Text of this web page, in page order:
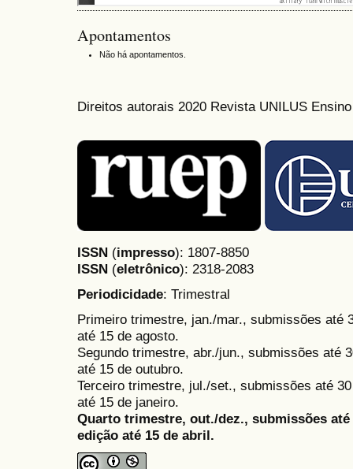
Apontamentos
Não há apontamentos.
Direitos autorais 2020 Revista UNILUS
ISSN (impresso): 1807-8850
ISSN (eletrônico): 2318-2083
Periodicidade: Trimestral
Primeiro trimestre, jan./mar., submissões até
até 15 de agosto.
Segundo trimestre, abr./jun., submissões até
até 15 de outubro.
Terceiro trimestre, jul./set., submissões até
até 15 de janeiro.
Quarto trimestre, out./dez., submissões
edição até 15 de abril.